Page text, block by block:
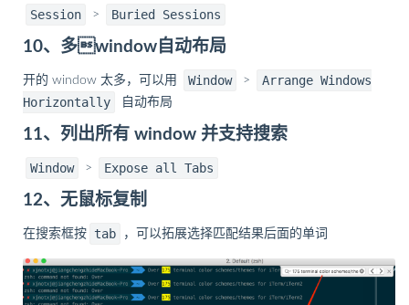
Session > Buried Sessions
10、多window自动布局
开的 window 太多，可以用 Window >
Arrange Windows
Horizontally
自动布局
11、列出所有 window 并支持搜索
Window > Expose all Tabs
12、无鼠标复制
在搜索框按 tab ，可以拓展选择匹配结果后面的单词